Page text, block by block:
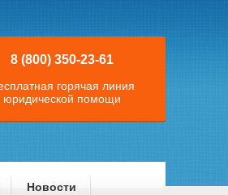
8 (800) 350-23-61
горячая линия
юридической помощи
Новости